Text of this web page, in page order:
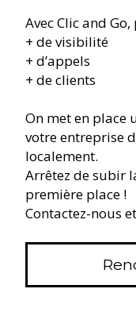
Avec Clic and
+ de visibilité
+ d’appels
+ de clients
On met en place
votre entreprise
localement.
Arrêtez de subir
première place !
Contactez-nous